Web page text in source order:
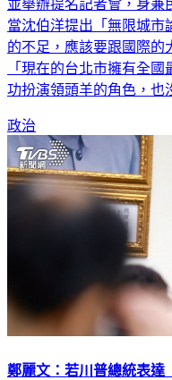
並舉辦提名記者會，身兼
當沈伯洋提出「無限城市
的不足，應該要跟國際的
「現在的台北市擁有全
功扮演領頭羊的角色，也
政治
鄭麗文：若川普總統表